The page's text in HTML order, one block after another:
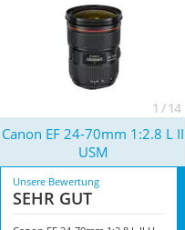
1 / 14
Canon EF 24-70mm 1:2.8 L II
USM
Unsere Bewertung
SEHR GUT